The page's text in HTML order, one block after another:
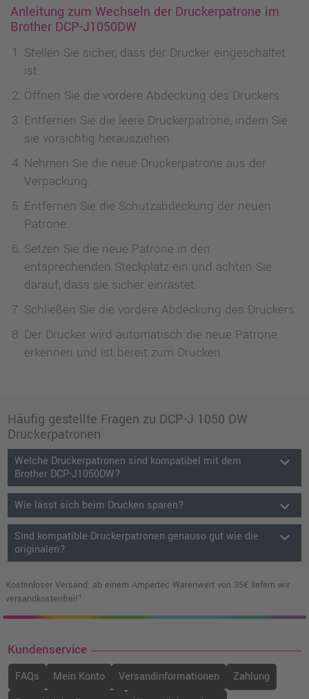
Anleitung zum Wechseln der Druckerpatrone im
Brother DCP-J1050DW
Stellen Sie sicher, dass der Drucker eingeschaltet
ist.
Öffnen Sie die vordere Abdeckung des Druckers.
Entfernen Sie die leere Druckerpatrone, indem Sie
sie vorsichtig herausziehen.
Nehmen Sie die neue Druckerpatrone aus der
Verpackung.
Entfernen Sie die Schutzabdeckung der neuen
Patrone.
Setzen Sie die neue Patrone in den
entsprechenden Steckplatz ein und achten Sie
darauf, dass sie sicher einrastet.
Schließen Sie die vordere Abdeckung des Druckers.
Der Drucker wird automatisch die neue Patrone
erkennen und ist bereit zum Drucken.
Häufig gestellte Fragen zu DCP-J 1050 DW
Druckerpatronen
Welche Druckerpatronen sind kompatibel mit dem
Brother DCP-J1050DW?
keyboard_arrow_down
Wie lässt sich beim Drucken sparen? keyboard_arrow_down
Sind kompatible Druckerpatronen genauso gut wie die
originalen?
keyboard_arrow_down
Kostenloser Versand: ab einem Ampertec Warenwert von 35€ liefern wir
versandkostenfrei!¹
Kundenservice
FAQs Mein Konto Versandinformationen
Zahlung